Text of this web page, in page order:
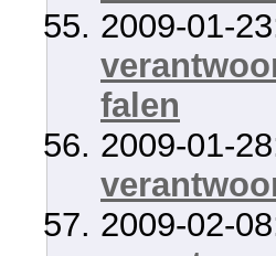
2009-01-
falen
2009-01-
2009-02-